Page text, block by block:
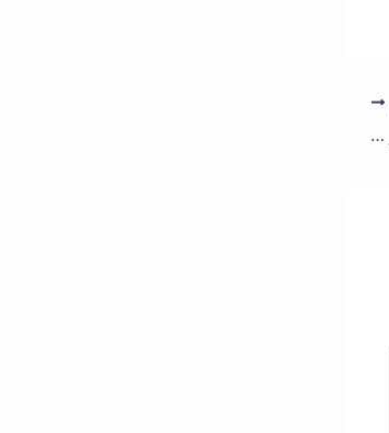
صباغ العاصمة | صباغ | صباغ شاطر ورخيص العاصمة – رقم 1